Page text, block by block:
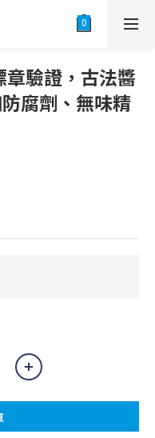
驗證，古法醬
腐劑、無味精